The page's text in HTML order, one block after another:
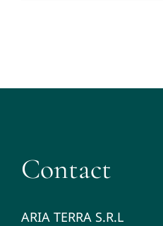
Contact
ARIA TERRA S.R.L